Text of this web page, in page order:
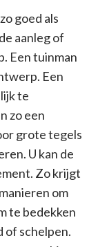
goed als
aanleg of
Een tuinman
Een
te
zo een
grote tegels
U kan de
Zo krijgt
om
te bedekken
of schelpen.